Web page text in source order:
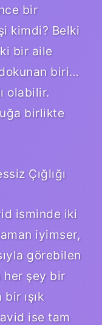
bir
kimdi? Belki
bir aile
biri…
olabilir.
birlikte
Çığlığı
isminde iki
iyimser,
görebilen
her şey bir
ışık
ise tam